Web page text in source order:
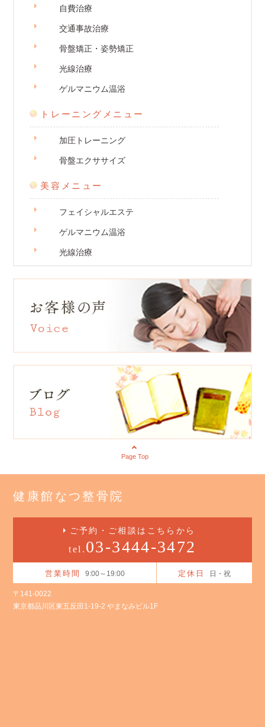
自費治療
交通事故治療
骨盤矯正・姿勢矯正
光線治療
ゲルマニウム温浴
トレーニングメニュー
加圧トレーニング
骨盤エクササイズ
美容メニュー
フェイシャルエステ
ゲルマニウム温浴
光線治療
Page Top
健康館なつ整骨院
ご予約・ご相談はこちらから
tel. 03-3444-3472
営業時間 9:00～19:00 定休日 日・祝
〒141-0022
東京都品川区東五反田1-19-2 やまなみビル1F